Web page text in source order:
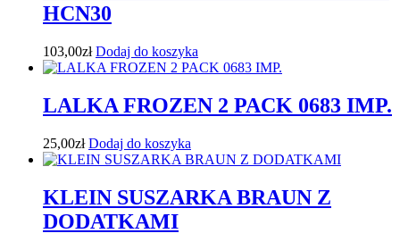
HCN30
103,00zł Dodaj do koszyka
LALKA FROZEN 2 PACK 0683 IMP.
25,00zł Dodaj do koszyka
KLEIN SUSZARKA BRAUN Z
DODATKAMI